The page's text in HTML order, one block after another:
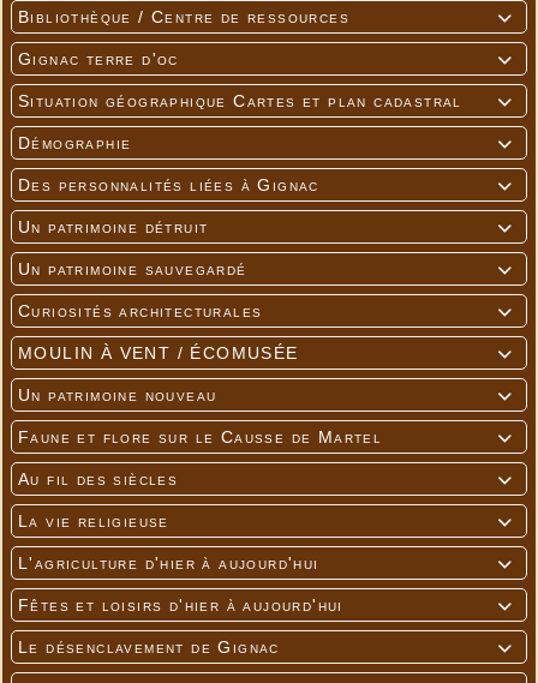

Bibliothèque / Centre de ressources

Gignac terre d'oc

Situation géographique Cartes et plan cadastral

Démographie

Des personnalités liées à Gignac

Un patrimoine détruit

Un patrimoine sauvegardé

Curiosités architecturales

MOULIN À VENT / ÉCOMUSÉE

Un patrimoine nouveau

Faune et flore sur le Causse de Martel

Au fil des siècles

La vie religieuse

L'agriculture d'hier à aujourd'hui

Fêtes et loisirs d'hier à aujourd'hui

Le désenclavement de Gignac